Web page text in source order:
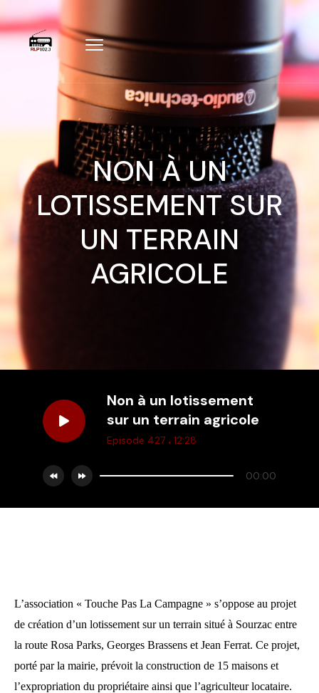
NON À UN
LOTISSEMENT SUR
UN TERRAIN
AGRICOLE
Non à un lotissement
sur un terrain agricole
Episode 427 . 12:28
00:00
L’association « Touche Pas La Campagne » s’oppose au projet
de création d’un lotissement sur un terrain situé à Sourzac entre
la route Rosa Parks, Georges Brassens et Jean Ferrat. Ce projet,
porté par la mairie, prévoit la construction de 15 maisons et
l’expropriation du propriétaire ainsi que l’agriculteur locataire.